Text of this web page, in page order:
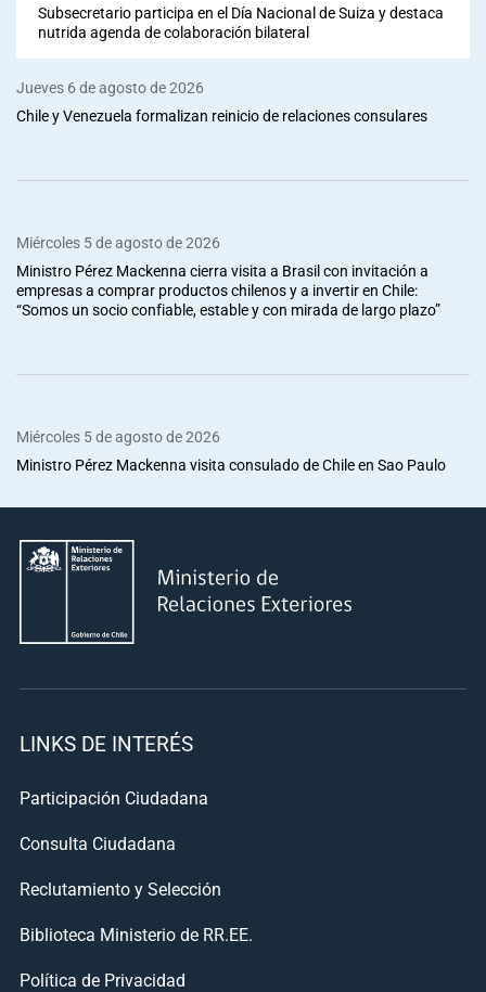
Subsecretario participa en el Día Nacional de Suiza y destaca
nutrida agenda de colaboración bilateral
Jueves 6 de agosto de 2026
Chile y Venezuela formalizan reinicio de relaciones consulares
Miércoles 5 de agosto de 2026
Ministro Pérez Mackenna cierra visita a Brasil con invitación a
empresas a comprar productos chilenos y a invertir en Chile:
“Somos un socio confiable, estable y con mirada de largo plazo”
Miércoles 5 de agosto de 2026
Ministro Pérez Mackenna visita consulado de Chile en Sao Paulo
LINKS DE INTERÉS
Participación Ciudadana
Consulta Ciudadana
Reclutamiento y Selección
Biblioteca Ministerio de RR.EE.
Política de Privacidad